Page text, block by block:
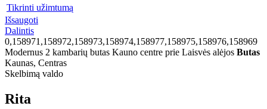
Tikrinti užimtumą
Išsaugoti
Dalintis
0,158971,158972,158973,158974,158977,158975,158976,158969
Modernus 2 kambarių butas Kauno centre prie Laisvės alėjos Butas
Kaunas, Centras
Skelbimą valdo
Rita